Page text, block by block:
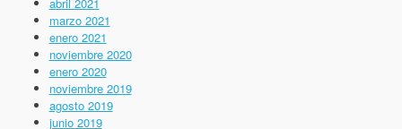
marzo 2021
enero 2021
noviembre 2020
enero 2020
noviembre 2019
agosto 2019
junio 2019